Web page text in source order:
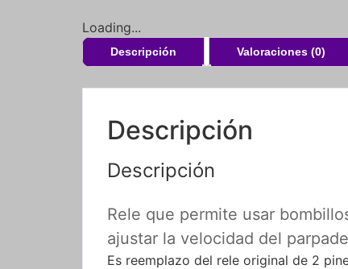
Loading...
Descripción Valoraciones (0)
Descripción
Descripción
Rele que permite usar
ajustar la velocidad del
Es reemplazo del rele original de 2